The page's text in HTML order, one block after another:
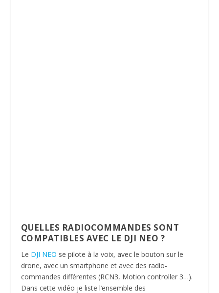
QUELLES RADIOCOMMANDES SONT
COMPATIBLES AVEC LE DJI NEO ?
Le DJI NEO se pilote à la voix, avec le bouton sur le
drone, avec un smartphone et avec des radio-
commandes différentes (RCN3, Motion controller 3…).
Dans cette vidéo je liste l’ensemble des